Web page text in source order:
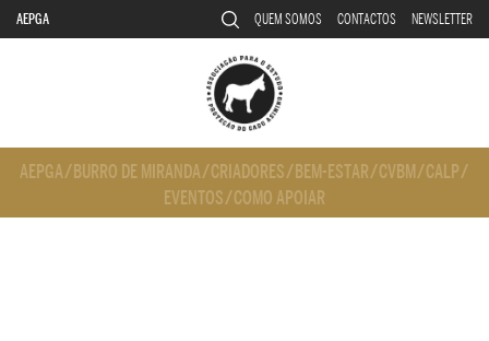
AEPGA QUEM SOMOS CONTACTOS NEWSLETTER
AEPGA/ BURRO DE MIRANDA/CRIADORES/ BEM-ESTAR/CVBM/CALP/
EVENTOS/COMO APOIAR